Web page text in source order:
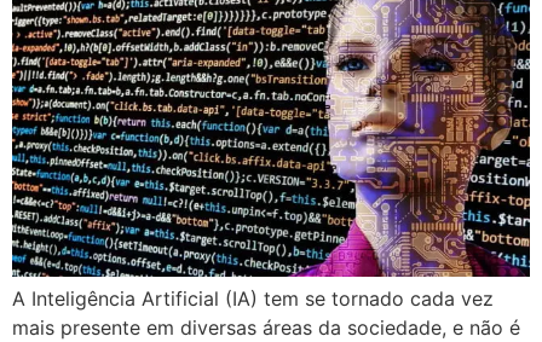
A Inteligência Artificial (IA) tem se tornado cada vez
mais presente em diversas áreas da sociedade, e não é